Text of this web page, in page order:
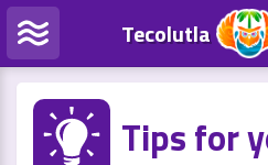
Tecolutla
Tips for